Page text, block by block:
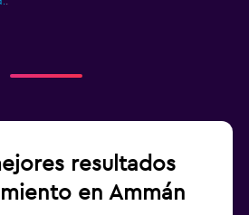
resultados
en Ammán